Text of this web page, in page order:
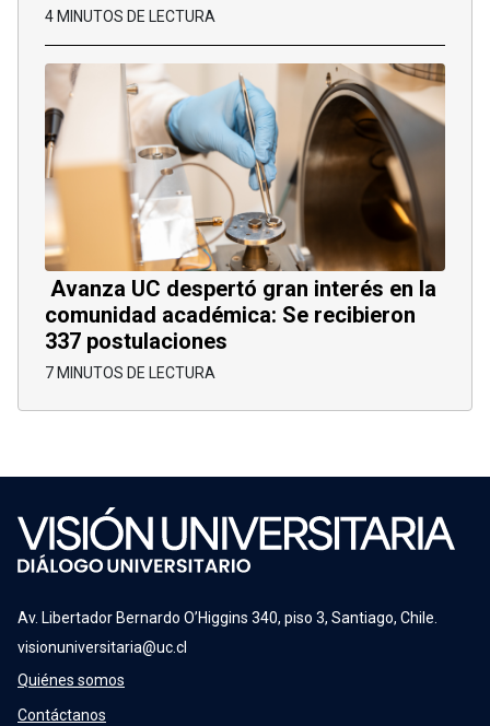
4 MINUTOS DE LECTURA
Avanza UC despertó gran interés en la
comunidad académica: Se recibieron
337 postulaciones
7 MINUTOS DE LECTURA
Av. Libertador Bernardo O’Higgins 340, piso 3, Santiago, Chile.
visionuniversitaria@uc.cl
Quiénes somos
Contáctanos